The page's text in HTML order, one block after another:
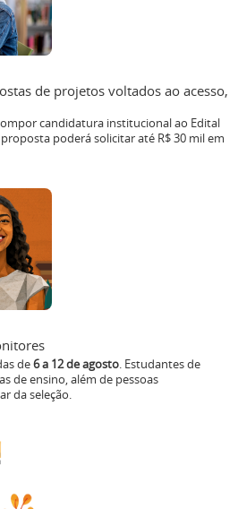
de projetos voltados ao acesso,
candidatura institucional ao Edital
proposta poderá solicitar até R$ 30 mil em
de6 a 12 de agosto. Estudantes de
de ensino, além de pessoas
da seleção.